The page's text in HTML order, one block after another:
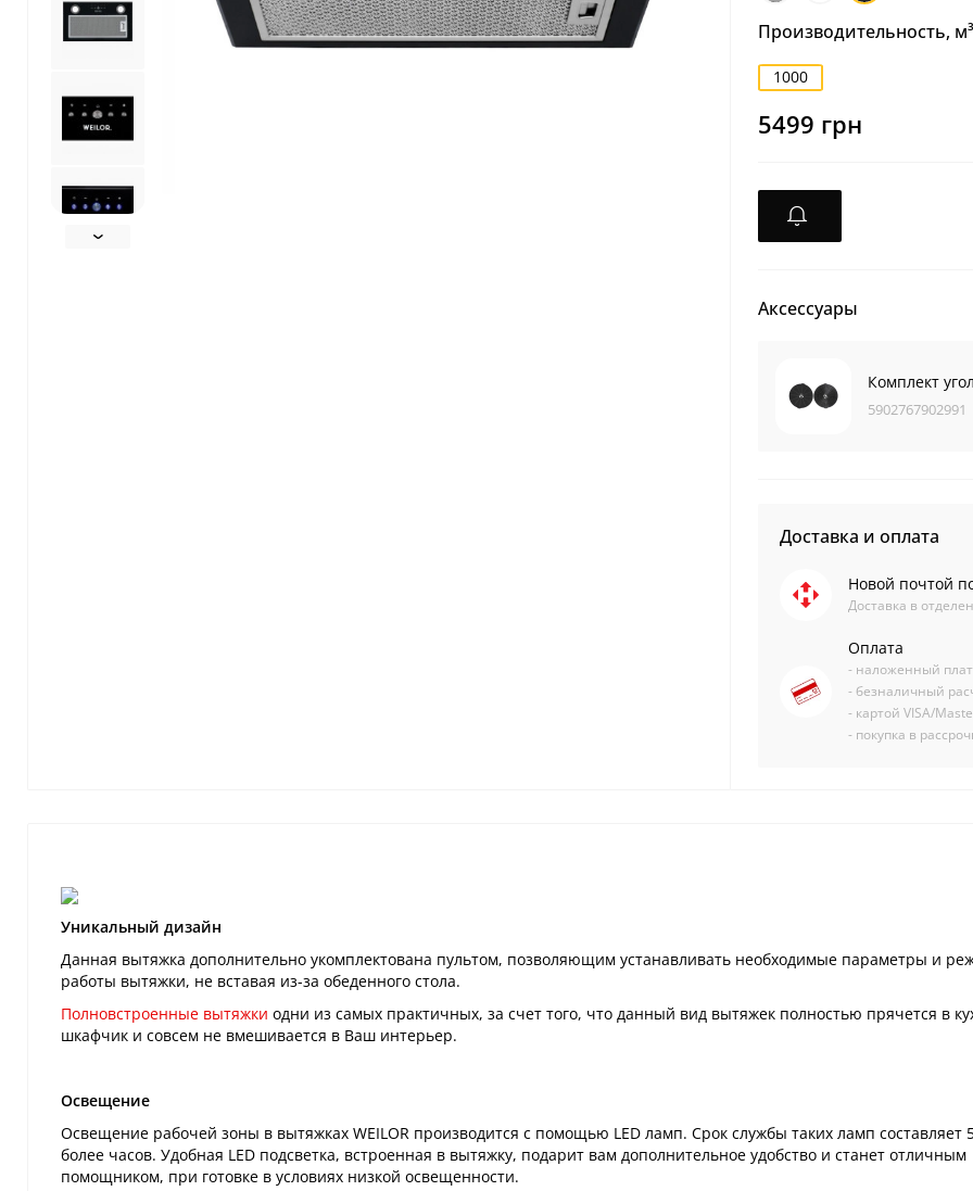
Производительность,
1000
5499 грн
Аксессуары
Комплект
5902767902991
Доставка и оплата
Новой почтой
Доставка в
Оплата
- наложенный
- безналичный
- картой VISA/
- покупка в
Уникальный дизайн
Данная вытяжка дополнительно укомплектована пультом, позволяющим устанавливать необходимые параметры и
работы вытяжки, не вставая из-за обеденного стола.
Полновстроенные вытяжки одни из самых практичных, за счет того, что данный вид вытяжек полностью прячется в
шкафчик и совсем не вмешивается в Ваш интерьер.
Освещение
Освещение рабочей зоны в вытяжках WEILOR производится с помощью LED ламп. Срок службы таких ламп составляет
более часов. Удобная LED подсветка, встроенная в вытяжку, подарит вам дополнительное удобство и станет отличным
помощником, при готовке в условиях низкой освещенности.